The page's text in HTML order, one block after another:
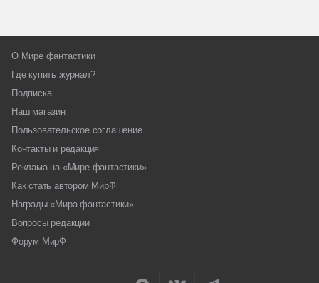
О Мире фантастики
Где купить журнал?
Подписка
Наш магазин
Пользовательское соглашение
Контакты и редакция
Реклама на «Мире фантастики»
Как стать автором МирФ
Награды «Мира фантастики»
Вопросы редакции
Форум МирФ